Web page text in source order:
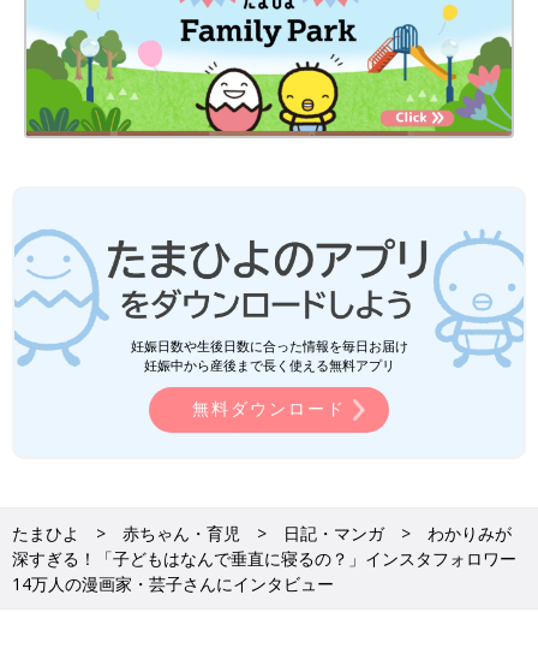
妊娠日数や生後日数に合った情報を毎日お届け
妊娠中から産後まで長く使える無料アプリ
無料ダウンロード
たまひよ 赤ちゃん・育児 日記・マンガ
わかりみが
深すぎる！「子どもはなんで垂直に寝るの？」インスタフォロワー
14万人の漫画家・芸子さんにインタビュー